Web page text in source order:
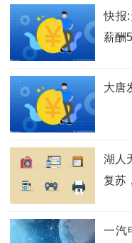
快报
薪酬
大唐
湖人
复苏
一汽